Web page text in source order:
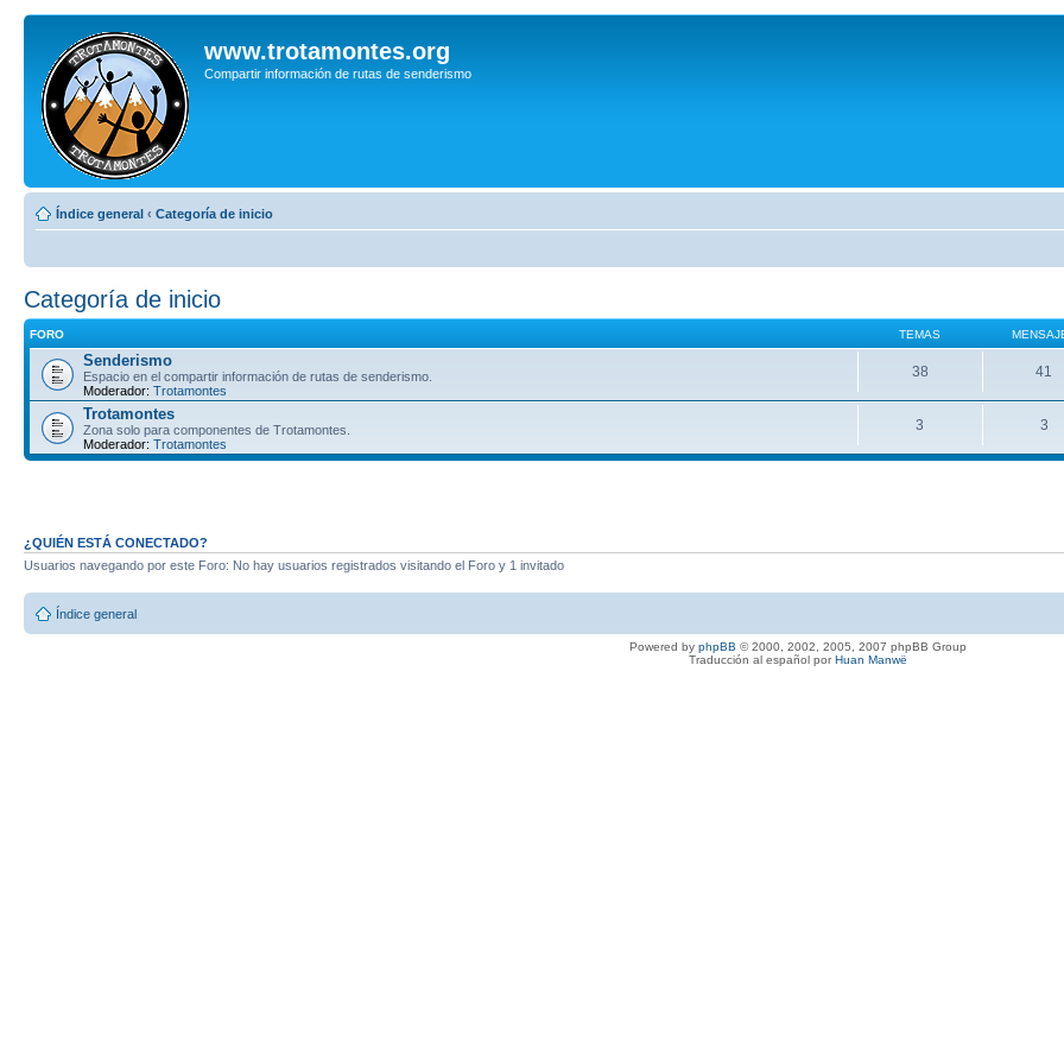
www.trotamontes.org
Compartir información de rutas de senderismo
Índice general ‹ Categoría de inicio
Categoría de inicio
FORO TEMAS
Senderismo
Espacio en el compartir información de rutas de senderismo.
Moderador: Trotamontes
38 41
Trotamontes
Zona solo para componentes de Trotamontes.
Moderador: Trotamontes
3 3
¿QUIÉN ESTÁ CONECTADO?
Usuarios navegando por este Foro: No hay usuarios registrados visitando el Foro y 1 invitado
Índice general
Powered by phpBB © 2000, 2002, 2005, 2007 phpBB Group
Traducción al español porHuan Manwë